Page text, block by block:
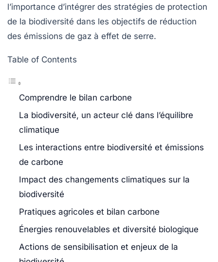
l’importance d’intégrer des stratégies de protection
de la biodiversité dans les objectifs de réduction
des émissions de gaz à effet de serre.
Table of Contents
Comprendre le bilan carbone
La biodiversité, un acteur clé dans l’équilibre
climatique
Les interactions entre biodiversité et émissions
de carbone
Impact des changements climatiques sur la
biodiversité
Pratiques agricoles et bilan carbone
Énergies renouvelables et diversité biologique
Actions de sensibilisation et enjeux de la